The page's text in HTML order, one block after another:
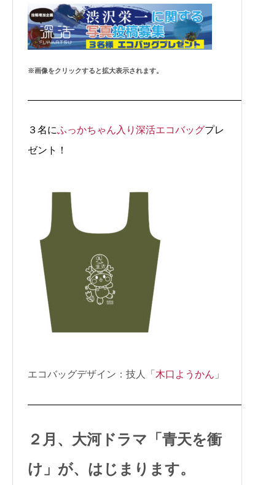
※画像をクリックすると拡大表示されます。
３名にふっかちゃん入り深活エコバッグプレ
ゼント！
エコバッグデザイン：技人「 木口ようかん 」
２月、大河ドラマ「青天を衝
け」が、はじまります。